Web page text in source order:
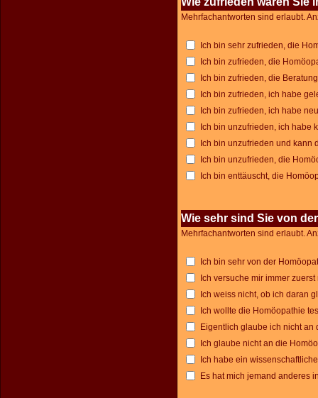
Mehrfachantworten sind erlaubt.
Ich bin sehr zufrieden, die
Ich bin zufrieden, die
Ich bin zufrieden, die
Ich bin zufrieden, ich habe
Ich bin zufrieden, ich habe
Ich bin unzufrieden, ich habe
Ich bin unzufrieden und kann
Ich bin unzufrieden, die
Ich bin enttäuscht, die
Wie sehr sind Sie von
Mehrfachantworten sind erlaubt.
Ich bin sehr von der
Ich versuche mir immer
Ich weiss nicht, ob ich daran
Ich wollte die Homöopathie
Eigentlich glaube ich nicht
Ich glaube nicht an die
Ich habe ein
Es hat mich jemand anderes